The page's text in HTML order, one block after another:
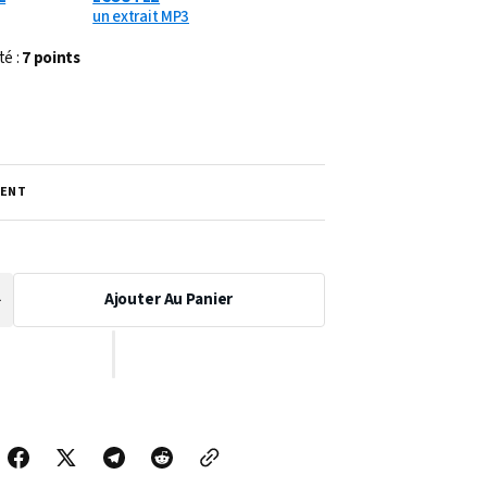
un extrait MP3
:7 points
Ajouter Au Panier